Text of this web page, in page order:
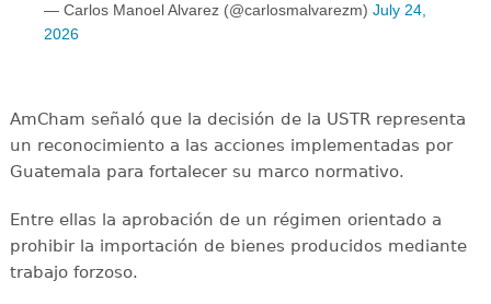
— Carlos Manoel Alvarez (@carlosmalvarezm) July 24,
2026
AmCham señaló que la decisión de la USTR representa
un reconocimiento a las acciones implementadas por
Guatemala para fortalecer su marco normativo.
Entre ellas la aprobación de un régimen orientado a
prohibir la importación de bienes producidos mediante
trabajo forzoso.